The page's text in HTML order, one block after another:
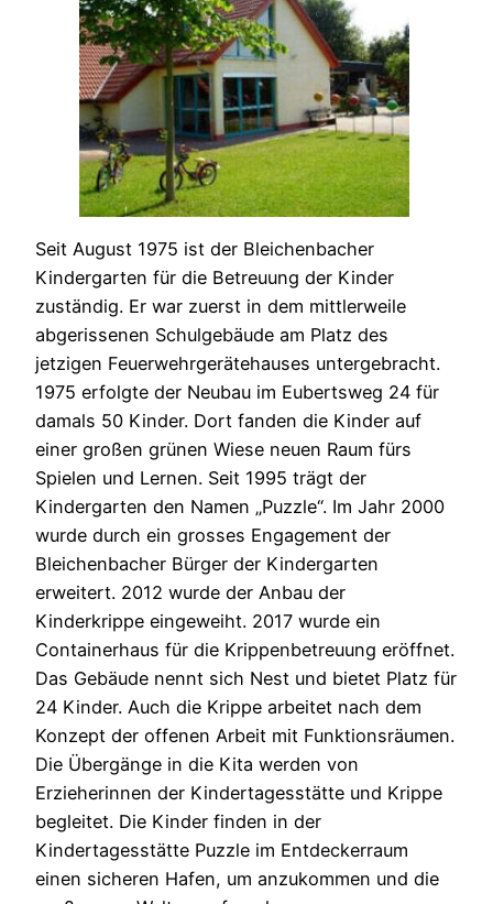
Seit August 1975 ist der Bleichenbacher
Kindergarten für die Betreuung der Kinder
zuständig. Er war zuerst in dem mittlerweile
abgerissenen Schulgebäude am Platz des
jetzigen Feuerwehrgerätehauses untergebracht.
1975 erfolgte der Neubau im Eubertsweg 24 für
damals 50 Kinder. Dort fanden die Kinder auf
einer großen grünen Wiese neuen Raum fürs
Spielen und Lernen. Seit 1995 trägt der
Kindergarten den Namen „Puzzle“. Im Jahr 2000
wurde durch ein grosses Engagement der
Bleichenbacher Bürger der Kindergarten
erweitert. 2012 wurde der Anbau der
Kinderkrippe eingeweiht. 2017 wurde ein
Containerhaus für die Krippenbetreuung eröffnet.
Das Gebäude nennt sich Nest und bietet Platz für
24 Kinder. Auch die Krippe arbeitet nach dem
Konzept der offenen Arbeit mit Funktionsräumen.
Die Übergänge in die Kita werden von
Erzieherinnen der Kindertagesstätte und Krippe
begleitet. Die Kinder finden in der
Kindertagesstätte Puzzle im Entdeckerraum
einen sicheren Hafen, um anzukommen und die